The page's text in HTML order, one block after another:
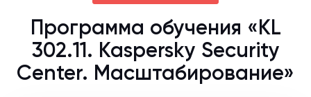
Программа обучения «KL
302.11. Kaspersky Security
Center. Масштабирование»